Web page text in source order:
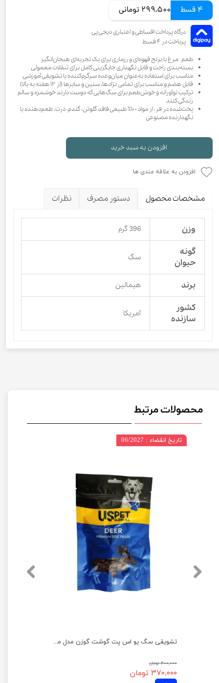
4 قسط 299,500 تومانی
طعم مرغ با برنج قهوه‌ای و رزماری برای یک تجربه‌ای هیجان‌انگیز
بسته‌بندی راحت و قابل نگهداری جایگزینی کامل برای تنقلات معمولی
مناسب برای استفاده به‌عنوان میان‌وعده سرگرم‌کننده یا تشویقی آموزشی
قابل هضم و مناسب برای تمامی نژادها، سنین و سایزها (از ۱۲ هفته به بالا)
ترکیب نوآورانه و خوش‌طعم برای سگ‌هایی که دوست دارند خوشمزه و سالم
زندگی کنند
پخت‌شده در فر، از مواد ۱۰۰٪ طبیعی فاقد گلوتن، گندم، ذرت، طعم‌دهنده یا
نگهدارنده مصنوعی
افزودن به سبد خرید
افزودن به علاقه مندی ها
مشخصات محصول دستور مصرف نظرات
وزن 396 گرم
گونه
حیوان
سگ
برند هیمالین
کشور
سازنده
آمریکا
محصولات مرتبط
تشویقی سگ یو اس پت گوشت گوزن مدل مینی استیک وزن 100 گرم
۴۰۰,۰۰۰ تومان
۳۷۰,۰۰۰ تومان
تاریخ انقضاء : 06/2027